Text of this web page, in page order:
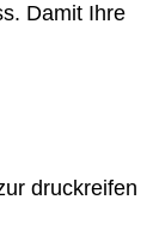
Damit Ihre
druckreifen